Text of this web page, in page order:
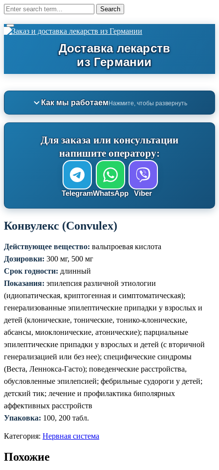
Как мы работаемНажмите, чтобы развернуть
Для заказа или консультации
напишите оператору:
TelegramWhatsApp Viber
Конвулекс (Convulex)
Действующее вещество: вальпроевая кислота
Дозировки: 300 мг, 500 мг
Срок годности: длинный
Показания: эпилепсия различной этиологии
(идиопатическая, криптогенная и симптоматическая);
генерализованные эпилептические припадки у взрослых и
детей (клонические, тонические, тонико-клонические,
абсансы, миоклонические, атонические); парциальные
эпилептические припадки у взрослых и детей (с вторичной
генерализацией или без нее); специфические синдромы
(Веста, Леннокса-Гасто); поведенческие расстройства,
обусловленные эпилепсией; фебрильные судороги у детей;
детский тик; лечение и профилактика биполярных
аффективных расстройств
Упаковка: 100, 200 табл.
Категория: Нервная система
Похожие